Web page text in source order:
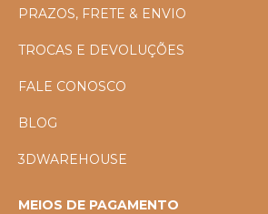
PRAZOS, FRETE & ENVIO
TROCAS E DEVOLUÇÕES
FALE CONOSCO
BLOG
3DWAREHOUSE
MEIOS DE PAGAMENTO